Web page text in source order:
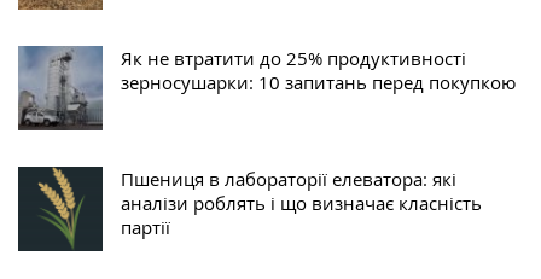
Як не втратити до 25% продуктивності
зерносушарки: 10 запитань перед покупкою
Пшениця в лабораторії елеватора: які
аналізи роблять і що визначає класність
партії